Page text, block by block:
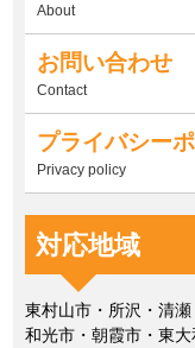
About
お問い合わせ
Contact
プライバシー
Privacy policy
対応地域
東村山市・所沢・清
和光市・朝霞市・東